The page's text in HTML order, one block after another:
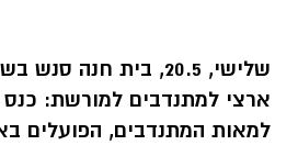
שלישי, 20.5, בית חנה
ארצי למתנדבים למורשת:
למאות המתנדבים, הפועלים